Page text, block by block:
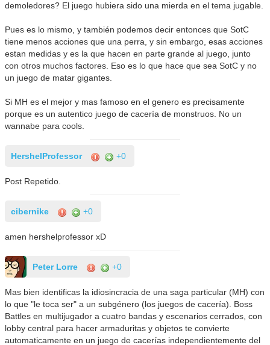
demoledores? El juego hubiera sido una mierda en el tema jugable.
Pues es lo mismo, y también podemos decir entonces que SotC
tiene menos acciones que una perra, y sin embargo, esas acciones
estan medidas y es la que hacen en parte grande al juego, junto
con otros muchos factores. Eso es lo que hace que sea SotC y no
un juego de matar gigantes.
Si MH es el mejor y mas famoso en el genero es precisamente
porque es un autentico juego de cacería de monstruos. No un
wannabe para cools.
HershelProfessor +0
Post Repetido.
cibernike +0
amen hershelprofessor xD
Peter Lorre +0
Mas bien identificas la idiosincracia de una saga particular (MH) con
lo que "le toca ser" a un subgénero (los juegos de cacería). Boss
Battles en multijugador a cuatro bandas y escenarios cerrados, con
lobby central para hacer armaduritas y objetos te convierte
automaticamente en un juego de cacerías independientemente del